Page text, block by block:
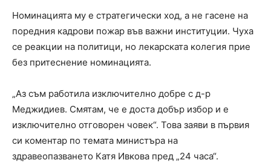
Номинацията му е стратегически ход, а не гасене на
поредния кадрови пожар във важни институции. Чуха
се реакции на политици, но лекарската колегия прие
без притеснение номинацията.
„Аз съм работила изключително добре с д-р
Меджидиев. Смятам, че е доста добър избор и е
изключително отговорен човек“. Това заяви в първия
си коментар по темата министъра на
здравеопазването Катя Ивкова пред „24 часа“.